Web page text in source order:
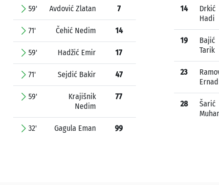
59' Avdović Zlatan 7
71' Čehić Nedim 14
59' Hadžić Emir 17
71' Sejdić Bakir 47
59'
Krajišnik
Nedim
77
32' Gagula Eman 99
14
Drkić
Hadi
19
Bajić
Tarik
23
Ernad
28
Šarić